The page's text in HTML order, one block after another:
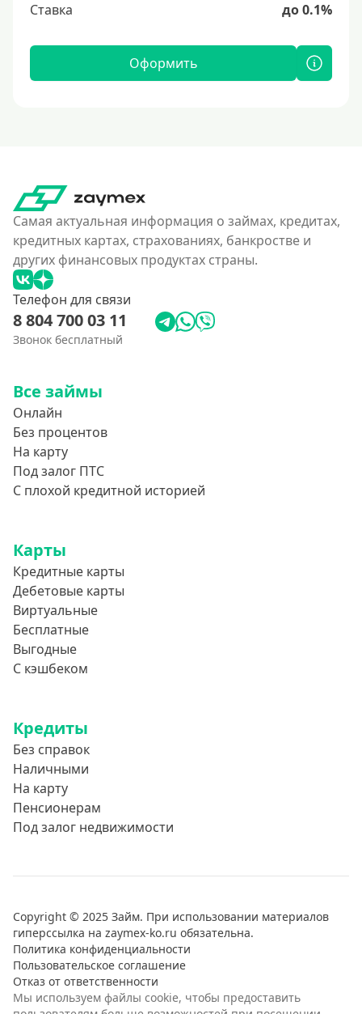
Ставка
до 0.1%
Оформить
Самая актуальная информация о займах, кредитах,
кредитных картах, страхованиях, банкростве и
других финансовых продуктах страны.
Телефон для связи
8 804 700 03 11
Звонок бесплатный
Все займы
Онлайн
Без процентов
На карту
Под залог ПТС
С плохой кредитной историей
Карты
Кредитные карты
Дебетовые карты
Виртуальные
Бесплатные
Выгодные
С кэшбеком
Кредиты
Без справок
Наличными
На карту
Пенсионерам
Под залог недвижимости
Copyright © 2025 Займ. При использовании материалов
гиперссылка на zaymex-ko.ru обязательна.
Политика конфиденциальности
Пользовательское соглашение
Отказ от ответственности
Мы используем файлы cookie, чтобы предоставить